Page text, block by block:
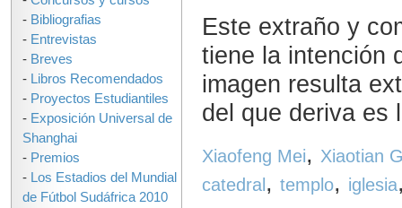
Este extraño y
tiene la intención
imagen resulta
del que deriva es
Xiaofeng Mei, Xiaotian
catedral , templo, iglesia
- Bibliografias
- Entrevistas
- Breves
- Libros Recomendados
- Proyectos Estudiantiles
- Exposición Universal de
Shanghai
- Premios
- Los Estadios del Mundial
de Fútbol Sudáfrica 2010